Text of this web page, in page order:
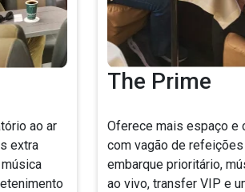
ao ar
extra
The Prime
Oferece mais espaço e
com vagão de
embarque prioritário,
ao vivo, transfer VIP e